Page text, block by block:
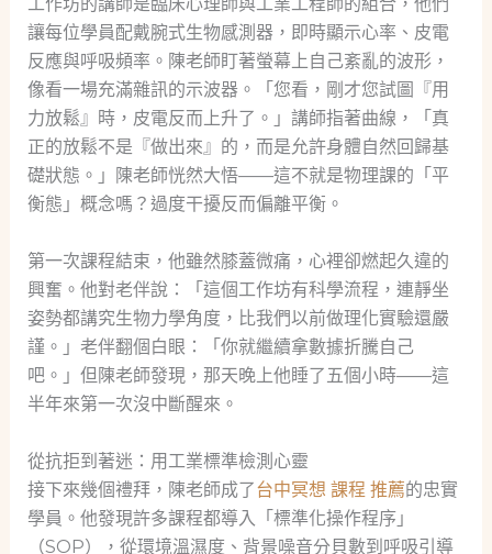
工作坊的講師是臨床心理師與工業工程師的組合，他們
讓每位學員配戴腕式生物感測器，即時顯示心率、皮電
反應與呼吸頻率。陳老師盯著螢幕上自己紊亂的波形，
像看一場充滿雜訊的示波器。「您看，剛才您試圖『用
力放鬆』時，皮電反而上升了。」講師指著曲線，「真
正的放鬆不是『做出來』的，而是允許身體自然回歸基
礎狀態。」陳老師恍然大悟——這不就是物理課的「平
衡態」概念嗎？過度干擾反而偏離平衡。
第一次課程結束，他雖然膝蓋微痛，心裡卻燃起久違的
興奮。他對老伴說：「這個工作坊有科學流程，連靜坐
姿勢都講究生物力學角度，比我們以前做理化實驗還嚴
謹。」老伴翻個白眼：「你就繼續拿數據折騰自己
吧。」但陳老師發現，那天晚上他睡了五個小時——這
半年來第一次沒中斷醒來。
從抗拒到著迷：用工業標準檢測心靈
接下來幾個禮拜，陳老師成了台中冥想 課程 推薦的忠實
學員。他發現許多課程都導入「標準化操作程序」
（SOP），從環境溫濕度、背景噪音分貝數到呼吸引導